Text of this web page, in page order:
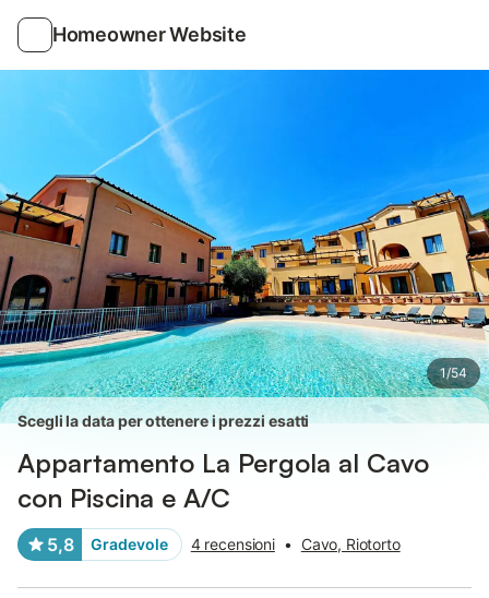
Homeowner Website
1/54
Foto Servizi Recensioni
Scegli la data per ottenere i prezzi esatti
Appartamento La Pergola al Cavo
con Piscina e A/C
5,8 Gradevole 4 recensioni • Cavo, Riotorto